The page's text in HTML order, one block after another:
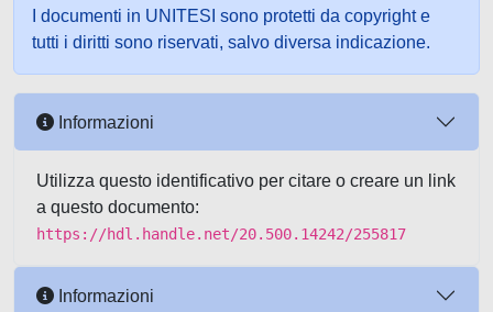
I documenti in UNITESI sono protetti da copyright e
tutti i diritti sono riservati, salvo diversa indicazione.
Informazioni
Utilizza questo identificativo per citare o creare un link
a questo documento:
https://hdl.handle.net/20.500.14242/255817
Informazioni